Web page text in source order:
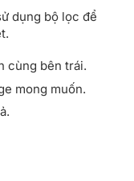
dụng bộ lọc để
cùng bên trái.
mong muốn.